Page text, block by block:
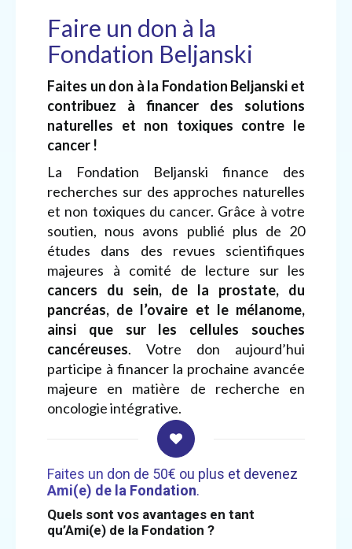
Faire un don à la
Fondation Beljanski
Faites un don à la Fondation Beljanski et
contribuez à financer des solutions
naturelles et non toxiques contre le
cancer !
La Fondation Beljanski finance des
recherches sur des approches naturelles
et non toxiques du cancer. Grâce à votre
soutien, nous avons publié plus de 20
études dans des revues scientifiques
majeures à comité de lecture sur les
cancers du sein, de la prostate, du
pancréas, de l’ovaire et le mélanome,
ainsi que sur les cellules souches
cancéreuses. Votre don aujourd’hui
participe à financer la prochaine avancée
majeure en matière de recherche en
oncologie intégrative.
Faites un don de 50€ ou plus et devenez
Ami(e) de la Fondation.
Quels sont vos avantages en tant
qu’Ami(e) de la Fondation ?